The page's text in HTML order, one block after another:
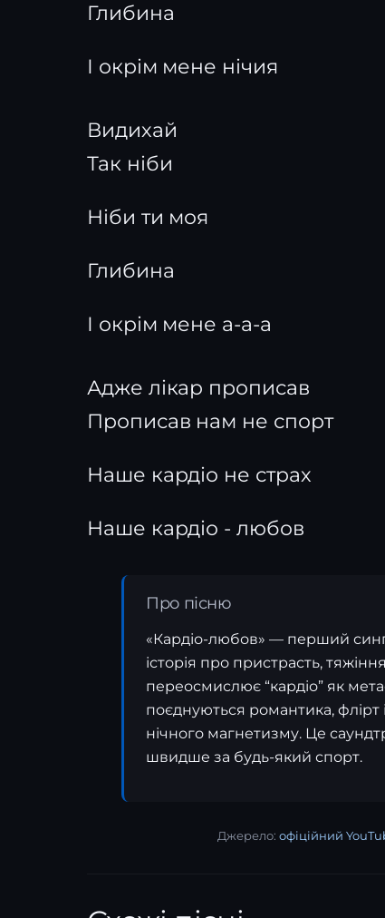
Глибина
І окрім мене нічия
Видихай
Так ніби
Ніби ти моя
Глибина
І окрім мене а-а-а
Адже лікар прописав
Прописав нам не спорт
Наше кардіо не страх
Наше кардіо - любов
Про пісню
«Кардіо-любов» — перший
історія про пристрасть,
переосмислює “кардіо” як
поєднуються романтика, флірт
нічного магнетизму. Це
швидше за будь-який спорт.
Джерело: офіційний